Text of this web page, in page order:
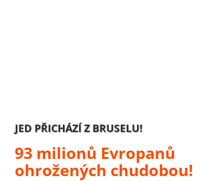
JED PŘICHÁZÍ Z BRUSELU!
93 milionů Evropanů
ohrožených chudobou!